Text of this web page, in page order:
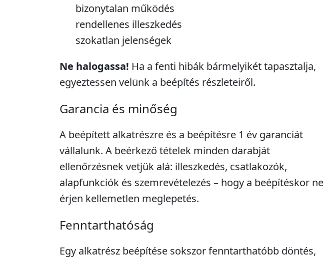
bizonytalan működés
rendellenes illeszkedés
szokatlan jelenségek
Ne halogassa! Ha a fenti hibák bármelyikét tapasztalja,
egyeztessen velünk a beépítés részleteiről.
Garancia és minőség
A beépített alkatrészre és a beépítésre 1 év garanciát
vállalunk. A beérkező tételek minden darabját
ellenőrzésnek vetjük alá: illeszkedés, csatlakozók,
alapfunkciók és szemrevételezés – hogy a beépítéskor ne
érjen kellemetlen meglepetés.
Fenntarthatóság
Egy alkatrész beépítése sokszor fenntarthatóbb döntés,